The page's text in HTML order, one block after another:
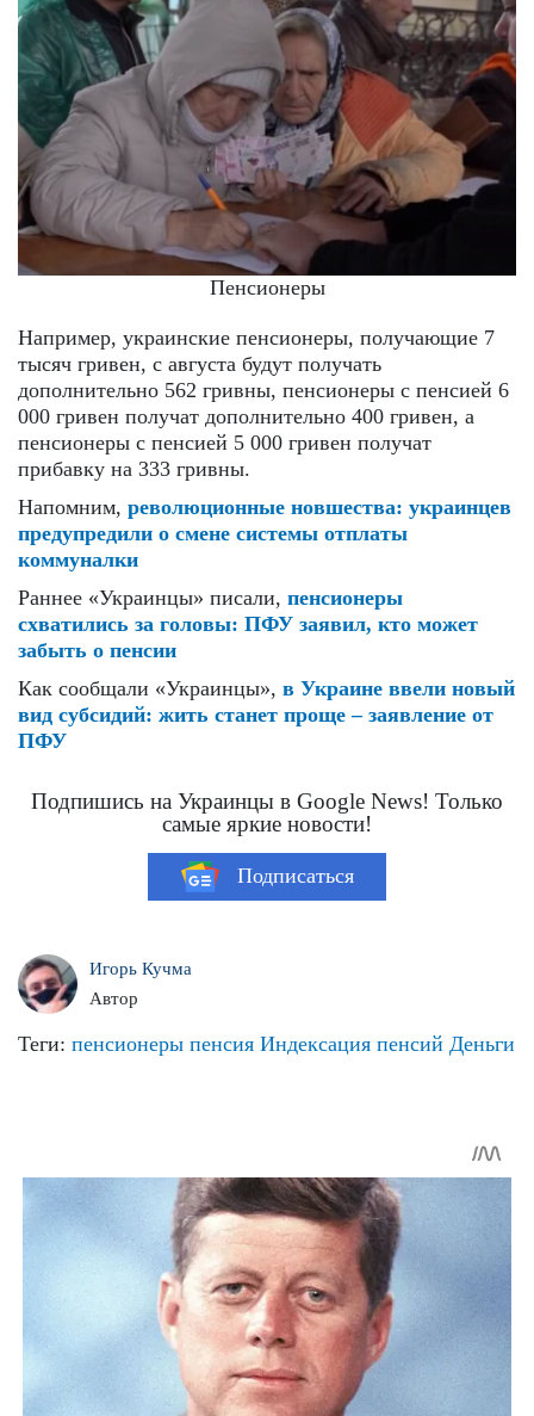
Пенсионеры
Например, украинские пенсионеры, получающие 7
тысяч гривен, с августа будут получать
дополнительно 562 гривны, пенсионеры с пенсией 6
000 гривен получат дополнительно 400 гривен, а
пенсионеры с пенсией 5 000 гривен получат
прибавку на 333 гривны.
Напомним, революционные новшества: украинцев
предупредили о смене системы отплаты
коммуналки
Раннее «Украинцы» писали, пенсионеры
схватились за головы: ПФУ заявил, кто может
забыть о пенсии
Как сообщали «Украинцы», в Украине ввели новый
вид субсидий: жить станет проще – заявление от
ПФУ
Подпишись на Украинцы в Google News! Только
самые яркие новости!
Подписаться
Игорь Кучма
Автор
Теги: пенсионеры пенсия Индексация пенсий Деньги